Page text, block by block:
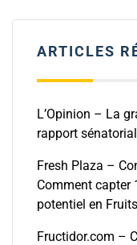
ARTICLES
L’Opinion – La
rapport
Fresh Plaza –
Comment capter
potentiel en
Fructidor.com –